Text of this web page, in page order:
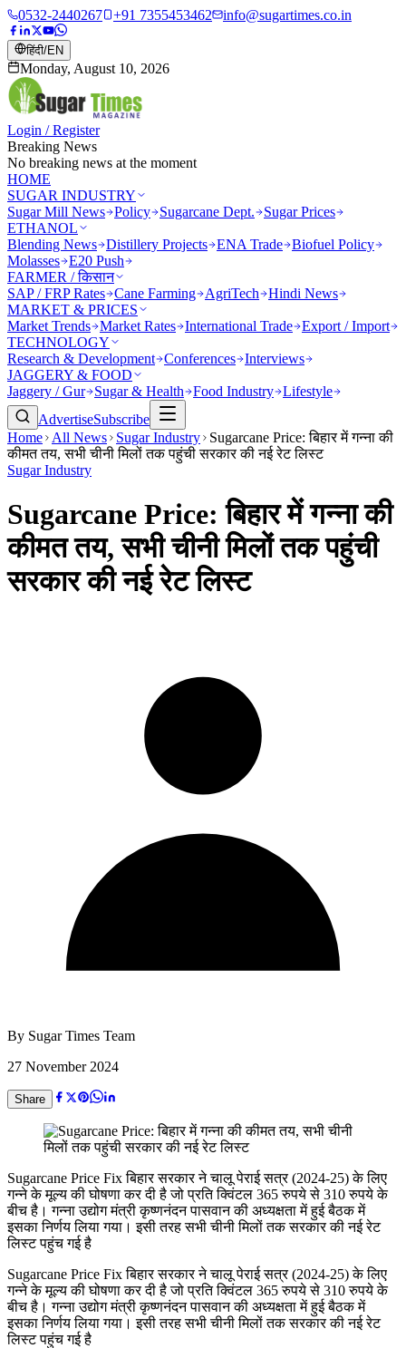
0532-2440267 +91 7355453462 info@sugartimes.co.in
हिंदी/EN
Monday, August 10, 2026
Login / Register
Breaking News
No breaking news at the moment
HOME
SUGAR INDUSTRY
Sugar Mill News Policy Sugarcane Dept.
Sugar Prices
ETHANOL
Blending News Distillery Projects ENA Trade Biofuel Policy
Molasses E20 Push
FARMER / किसान
SAP / FRP Rates Cane Farming AgriTech
Hindi News
MARKET & PRICES
Market Trends Market Rates International Trade Export / Import
TECHNOLOGY
Research & Development Conferences Interviews
JAGGERY & FOOD
Jaggery / Gur
Sugar & Health Food Industry Lifestyle
AdvertiseSubscribe
Home
All News Sugar Industry
Sugarcane Price: बिहार में गन्ना की
कीमत तय, सभी चीनी मिलों तक पहुंची सरकार की नई रेट लिस्ट
Sugar Industry
Sugarcane Price: बिहार में गन्ना की
कीमत तय, सभी चीनी मिलों तक पहुंची
सरकार की नई रेट लिस्ट
By Sugar Times Team
27 November 2024
Share
Sugarcane Price Fix बिहार सरकार ने चालू पेराई सत्र (2024-25) के लिए
गन्ने के मूल्य की घोषणा कर दी है जो प्रति क्विंटल 365 रुपये से 310 रुपये के
बीच है। गन्ना उद्योग मंत्री कृष्णनंदन पासवान की अध्यक्षता में हुई बैठक में
इसका निर्णय लिया गया। इसी तरह सभी चीनी मिलों तक सरकार की नई रेट
लिस्ट पहुंच गई है
Sugarcane Price Fix बिहार सरकार ने चालू पेराई सत्र (2024-25) के लिए
गन्ने के मूल्य की घोषणा कर दी है जो प्रति क्विंटल 365 रुपये से 310 रुपये के
बीच है। गन्ना उद्योग मंत्री कृष्णनंदन पासवान की अध्यक्षता में हुई बैठक में
इसका निर्णय लिया गया। इसी तरह सभी चीनी मिलों तक सरकार की नई रेट
लिस्ट पहुंच गई है